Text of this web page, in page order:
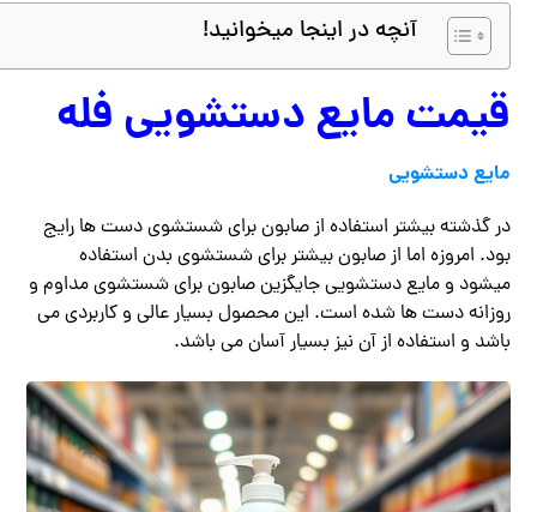
آنچه در اینجا میخوانید!
قیمت مایع دستشویی فله
مایع دستشویی
در گذشته بیشتر استفاده از صابون برای شستشوی دست ها رایج
بود. امروزه اما از صابون بیشتر برای شستشوی بدن استفاده
میشود و مایع دستشویی جایگزین صابون برای شستشوی مداوم و
روزانه دست ها شده است. این محصول بسیار عالی و کاربردی می
باشد و استفاده از آن نیز بسیار آسان می باشد.